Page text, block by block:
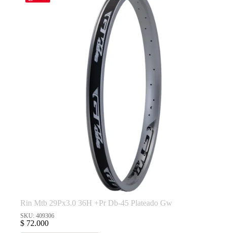
Rin Mtb 29Px3.0 36H +Pr Db-45 Plateado Gw
SKU: 409306
$ 72.000